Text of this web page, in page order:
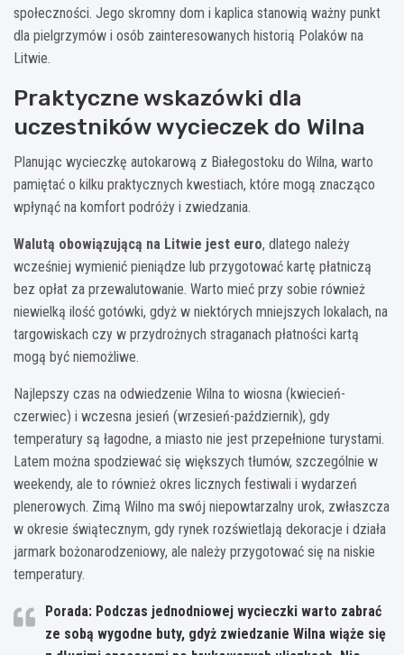
społeczności. Jego skromny dom i kaplica stanowią ważny punkt
dla pielgrzymów i osób zainteresowanych historią Polaków na
Litwie.
Praktyczne wskazówki dla
uczestników wycieczek do Wilna
Planując wycieczkę autokarową z Białegostoku do Wilna, warto
pamiętać o kilku praktycznych kwestiach, które mogą znacząco
wpłynąć na komfort podróży i zwiedzania.
Walutą obowiązującą na Litwie jest euro, dlatego należy
wcześniej wymienić pieniądze lub przygotować kartę płatniczą
bez opłat za przewalutowanie. Warto mieć przy sobie również
niewielką ilość gotówki, gdyż w niektórych mniejszych lokalach, na
targowiskach czy w przydrożnych straganach płatności kartą
mogą być niemożliwe.
Najlepszy czas na odwiedzenie Wilna to wiosna (kwiecień-
czerwiec) i wczesna jesień (wrzesień-październik), gdy
temperatury są łagodne, a miasto nie jest przepełnione turystami.
Latem można spodziewać się większych tłumów, szczególnie w
weekendy, ale to również okres licznych festiwali i wydarzeń
plenerowych. Zimą Wilno ma swój niepowtarzalny urok, zwłaszcza
w okresie świątecznym, gdy rynek rozświetlają dekoracje i działa
jarmark bożonarodzeniowy, ale należy przygotować się na niskie
temperatury.
Porada: Podczas jednodniowej wycieczki warto zabrać
ze sobą wygodne buty, gdyż zwiedzanie Wilna wiąże się